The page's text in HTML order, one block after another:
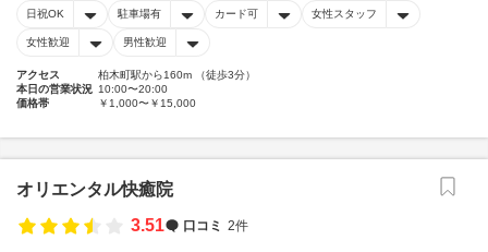
日祝OK 駐車場有 カード可 女性スタッフ
女性歓迎 男性歓迎
アクセス
柏木町駅から160m （徒歩3分）
本日の営業状況 10:00〜20:00
価格帯
￥1,000〜￥15,000
オリエンタル快癒院
3.51
口コミ 2件